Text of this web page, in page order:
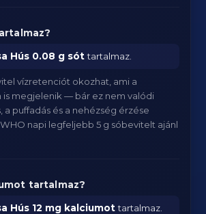
Hús 0.08 g sóttartalmaz.
vízretenciót okozhat, ami a
is megjelenik — bár ez nem valódi
a puffadás és a nehézség érzése
napi legfeljebb 5 g sóbevitelt ajánl
tartalmaz?
Hús 12 mg kalciumottartalmaz.